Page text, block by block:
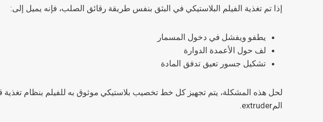
إذا تم تغذية الفيلم البلاستيكي في البثق بنفس طريقة رقائق الصلب، فإنه يميل إلى:
يطفو ويفشل في دخول المسمار
لف حول الأعمدة الدوارة
تشكيل جسور تعيق تدفق المادة
لحل هذه المشكلة، يتم تجهيز كل خط تخصيب بلاستيكي موثوق به للفيلم بنظام
المextruder.